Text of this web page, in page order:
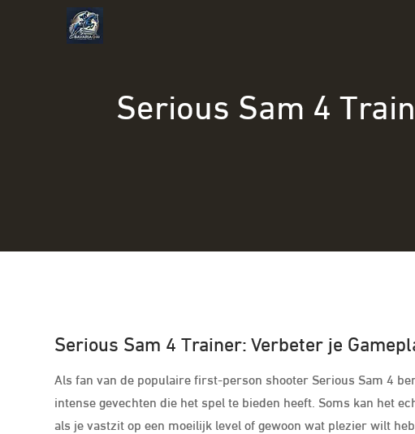
Serious Sam 4
Serious Sam 4 Trainer: Verbeter je
Als fan van de populaire first-person shooter Serious Sam 4
intense gevechten die het spel te bieden heeft. Soms kan het
als je vastzit op een moeilijk level of gewoon wat plezier wilt